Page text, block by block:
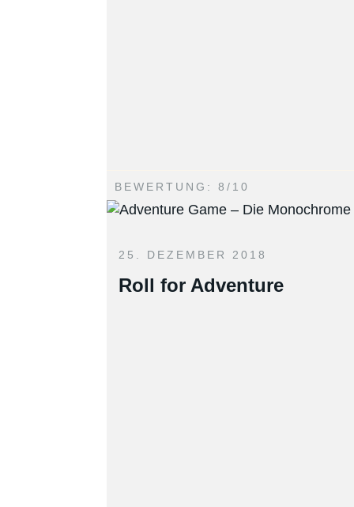
BEWERTUNG: 8/10
25. DEZEMBER 2018
Roll for Adventure